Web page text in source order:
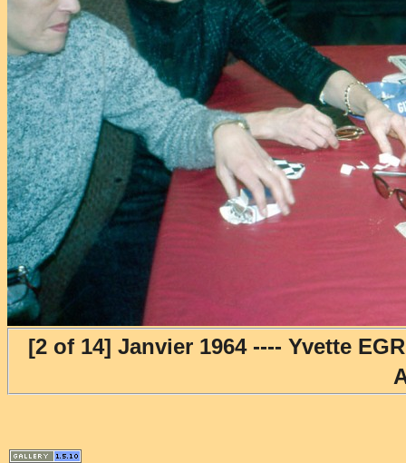
[2 of 14] Janvier 1964 ---- Yvette